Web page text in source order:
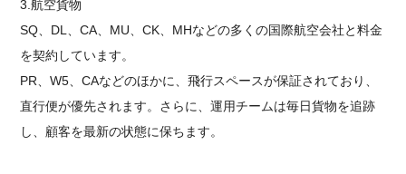
3.航空貨物
SQ、DL、CA、MU、CK、MHなどの多くの国際航空会社と料金
を契約しています。
PR、W5、CAなどのほかに、飛行スペースが保証されており、
直行便が優先されます。さらに、運用チームは毎日貨物を追跡
し、顧客を最新の状態に保ちます。